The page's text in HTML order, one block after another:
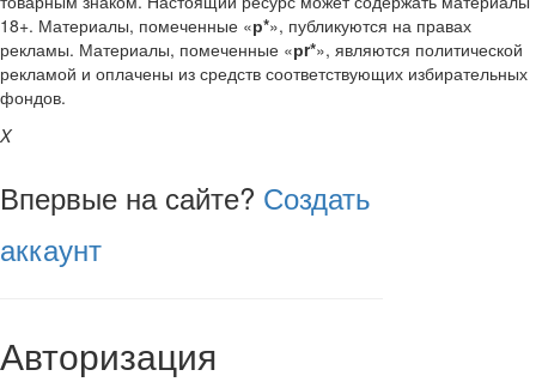
18+. Материалы, помеченные «р*», публикуются на правах
рекламы. Материалы, помеченные «рr*», являются политической
рекламой и оплачены из средств соответствующих избирательных
фондов.
X
Впервые на сайте? Создать
аккаунт
Авторизация